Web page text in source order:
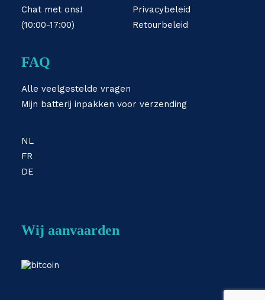
Chat met ons!
(10:00-17:00)
Privacybeleid
Retourbeleid
FAQ
Alle veelgestelde vragen
Mijn batterij inpakken voor verzending
NL
FR
DE
Wij aanvaarden